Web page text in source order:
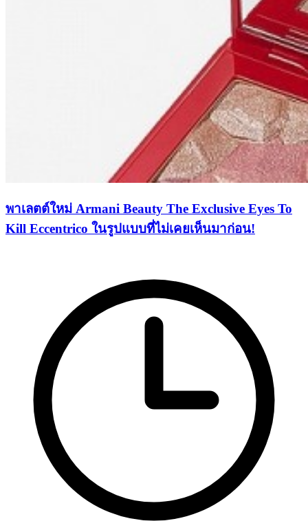
พาเลตต์ใหม่ Armani Beauty The Exclusive Eyes To
Kill Eccentrico ในรูปแบบที่ไม่เคยเห็นมาก่อน!